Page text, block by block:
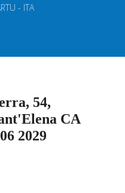
- ITA
54,
CA
2029